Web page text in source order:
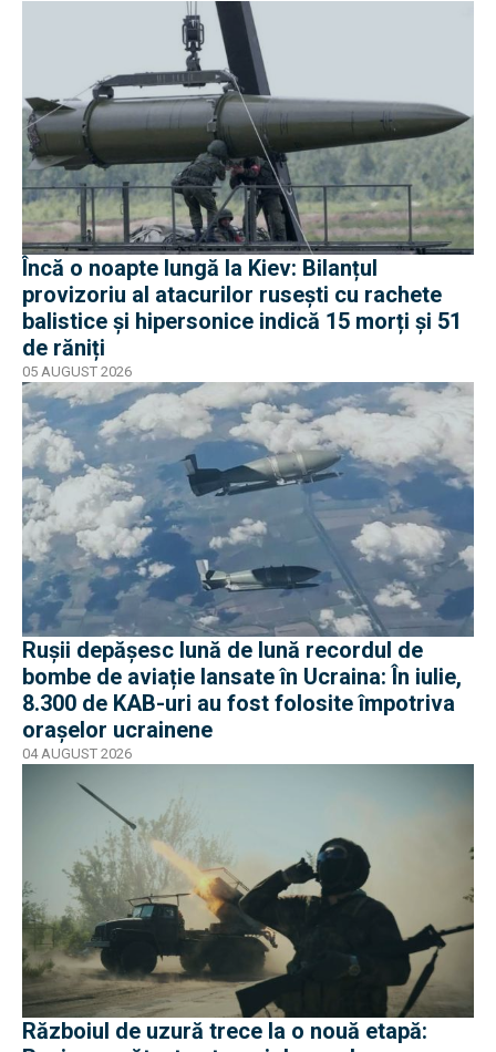
Încă o noapte lungă la Kiev: Bilanțul
provizoriu al atacurilor rusești cu rachete
balistice și hipersonice indică 15 morți și 51
de răniți
05 AUGUST 2026
Rușii depășesc lună de lună recordul de
bombe de aviație lansate în Ucraina: În iulie,
8.300 de KAB-uri au fost folosite împotriva
orașelor ucrainene
04 AUGUST 2026
Războiul de uzură trece la o nouă etapă: